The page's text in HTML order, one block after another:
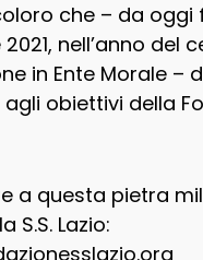
che – da oggi
nell’anno del
in Ente Morale –
obiettivi della
a questa pietra
S.S. Lazio: